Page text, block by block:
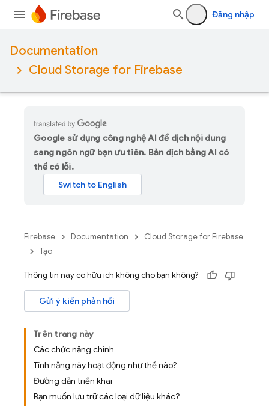
Đăng nhập
Documentation
Cloud Storage for Firebase
Google sử dụng công nghệ AI để dịch nội dung
sang ngôn ngữ bạn ưu tiên. Bản dịch bằng AI có
thể có lỗi.
Firebase Documentation
Cloud Storage for Firebase
Tạo
Thông tin này có hữu ích không cho bạn không?
Gửi ý kiến phản hồi
Trên trang này
Các chức năng chính
Tính năng này hoạt động như thế nào?
Đường dẫn triển khai
Bạn muốn lưu trữ các loại dữ liệu khác?